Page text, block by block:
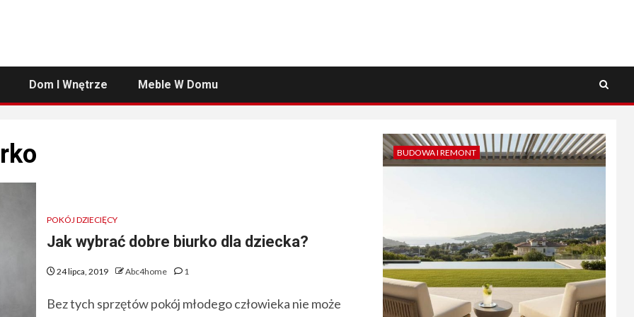
Dom I Wnętrze Meble W Domu
POKÓJ DZIECIĘCY
Jak wybrać dobre biurko dla dziecka?
24 lipca, 2019 Abc4home 1
Bez tych sprzętów pokój młodego człowieka nie może
BUDOWA I REMONT